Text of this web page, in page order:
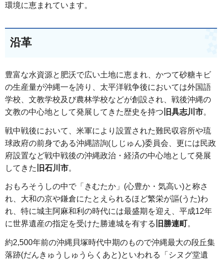
環境に恵まれています。
沿革
豊富な水資源と肥沃で広い土地に恵まれ、かつて砂糖キビ
の生産量が沖縄一を誇り、太平洋戦争後においては外国語
学校、文教学校及び農林学校などが創設され、戦後沖縄の
文教の中心地として発展してきた歴史を持つ 旧具志川市。
戦中戦後において、米軍により設置された難民収容所や琉
球政府の前身である沖縄諮詢(しじゅん)委員会、更には民政
府設置など戦中戦後の沖縄政治・経済の中心地として発展
してきた 旧石川市。
おもろそうしの中で「きむたか」(心豊か・気高い)と称さ
れ、大和の京や鎌倉にたとえられるほど繁栄が謳(うた)わ
れ、特に城主阿麻和利の時代には最盛期を迎え、平成12年
に世界遺産の指定を受けた勝連城を有する 旧勝連町。
約2,500年前の沖縄貝塚時代中期のもので沖縄最大の段丘集
落跡(だんきゅうしゅうらくあと)といわれる「シヌグ堂遺